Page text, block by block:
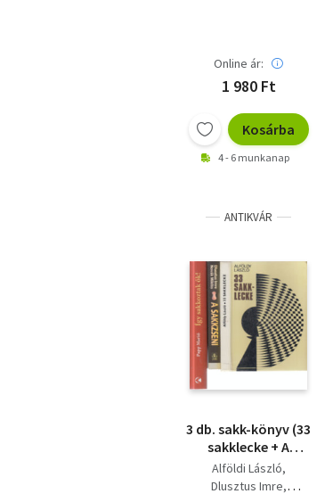
Online ár:
1 980 Ft
Kosárba
4 - 6 munkanap
ANTIKVÁR
3 db. sakk-könyv (33
sakklecke + A
sakkzseni + Így
sakkoztak ők)
Alföldi László
Dlusztus Imre